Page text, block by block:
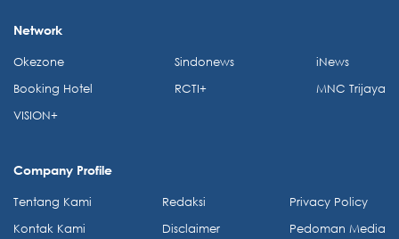
Network
Okezone
Booking Hotel
VISION+
Sindonews
RCTI+
iNews
MNC Trijaya
Company Profile
Tentang Kami
Kontak Kami
Redaksi
Disclaimer
Privacy Policy
Pedoman Media